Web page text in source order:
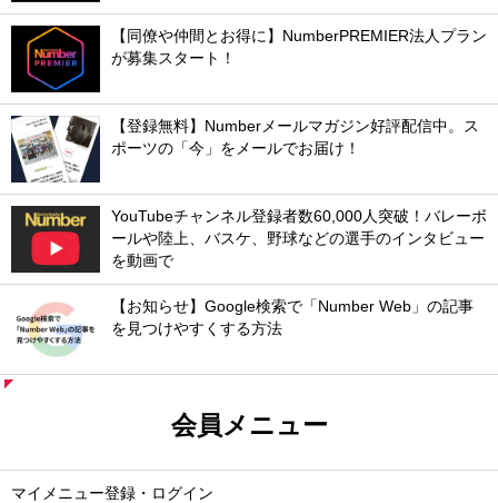
【同僚や仲間とお得に】NumberPREMIER法人プラン
が募集スタート！
【登録無料】Numberメールマガジン好評配信中。ス
ポーツの「今」をメールでお届け！
YouTubeチャンネル登録者数60,000人突破！バレーボ
ールや陸上、バスケ、野球などの選手のインタビュー
を動画で
【お知らせ】Google検索で「Number Web」の記事
を見つけやすくする方法
会員メニュー
マイメニュー登録・ログイン